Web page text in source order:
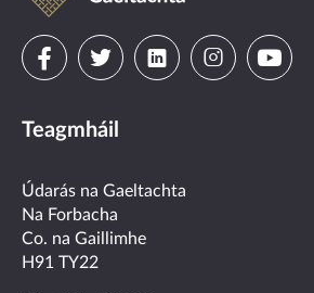
Gaeltachta
Visit
on
facebook
Visit
on
twitter
Visit
linkedin
VisitVisit
Teagmháil
Údarás na Gaeltachta
Na Forbacha
Co. na Gaillimhe
H91 TY22